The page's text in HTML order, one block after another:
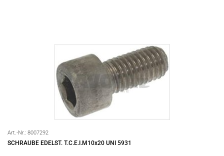
Art.-Nr.: 8007292
SCHRAUBE EDELST. T.C.E.I.M10x20 UNI 5931